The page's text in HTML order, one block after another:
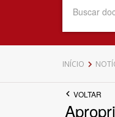
Data do
INÍCIO
VOLTAR